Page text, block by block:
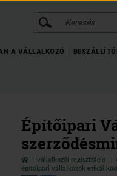
KERESÉS
A VÁLLALKOZÓ
Építőipari
vállalkozói regisztráció
építőipari vállalkozók etikai